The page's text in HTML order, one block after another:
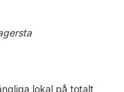
lokal på totalt